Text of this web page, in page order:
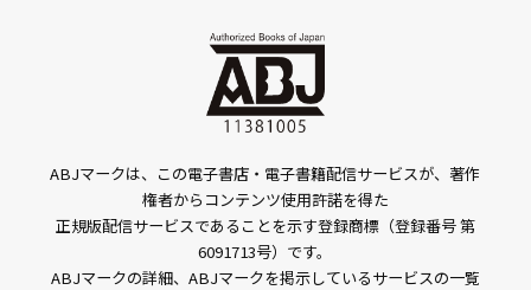
ABJマークは、この電子書店・電子書籍配信サービスが、著作
権者からコンテンツ使用許諾を得た
正規版配信サービスであることを示す登録商標（登録番号 第
6091713号）です。
ABJマークの詳細、ABJマークを掲示しているサービスの一覧